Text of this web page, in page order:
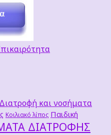
Διατροφή και νοσήματα
Κοιλιακό λίπος Παιδική
ΔΙΑΤΡΟΦΗΣ